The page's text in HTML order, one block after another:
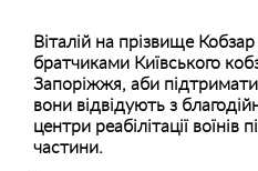
Віталій на прізвище
братчиками Київського
Запоріжжя, аби
вони відвідують з
центри реабілітації воїнів
частини.